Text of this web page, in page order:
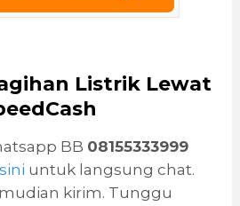
Listrik Lewat
BB 08155333999
untuk langsung chat.
kirim. Tunggu